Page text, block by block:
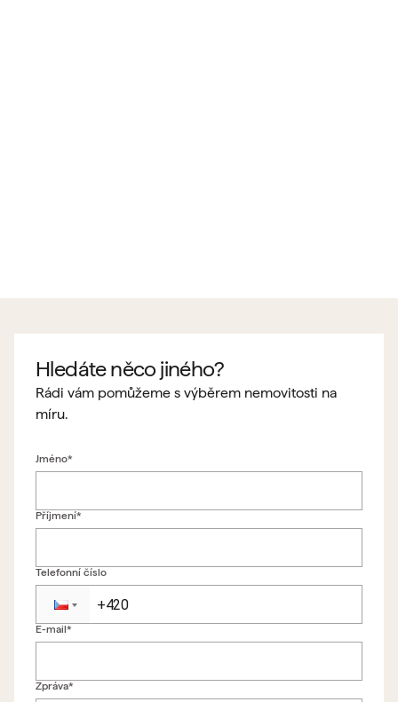
Hledáte něco jiného?
Rádi vám pomůžeme s výběrem nemovitosti na
míru.
Zpět na formulář
Jméno*
Příjmení*
Telefonní číslo
E-mail*
Zpráva*